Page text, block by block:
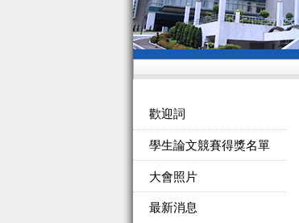
歡迎詞
學生論文競賽得獎名單
大會照片
最新消息